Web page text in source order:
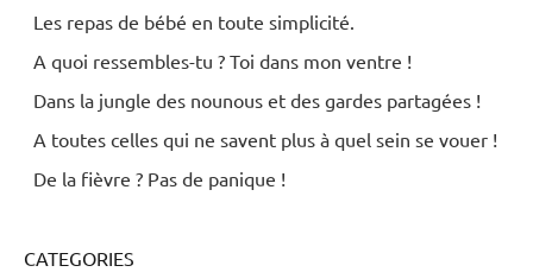
Les repas de bébé en toute simplicité.
A quoi ressembles-tu ? Toi dans mon ventre !
Dans la jungle des nounous et des gardes partagées !
A toutes celles qui ne savent plus à quel sein se vouer !
De la fièvre ? Pas de panique !
CATEGORIES